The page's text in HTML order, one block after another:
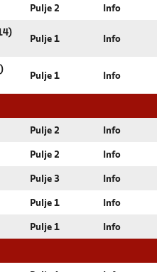
Pulje 2 Info
Pulje 1 Info
Pulje 1 Info
Pulje 2 Info
Pulje 2 Info
Pulje 3 Info
Pulje 1 Info
Pulje 1 Info